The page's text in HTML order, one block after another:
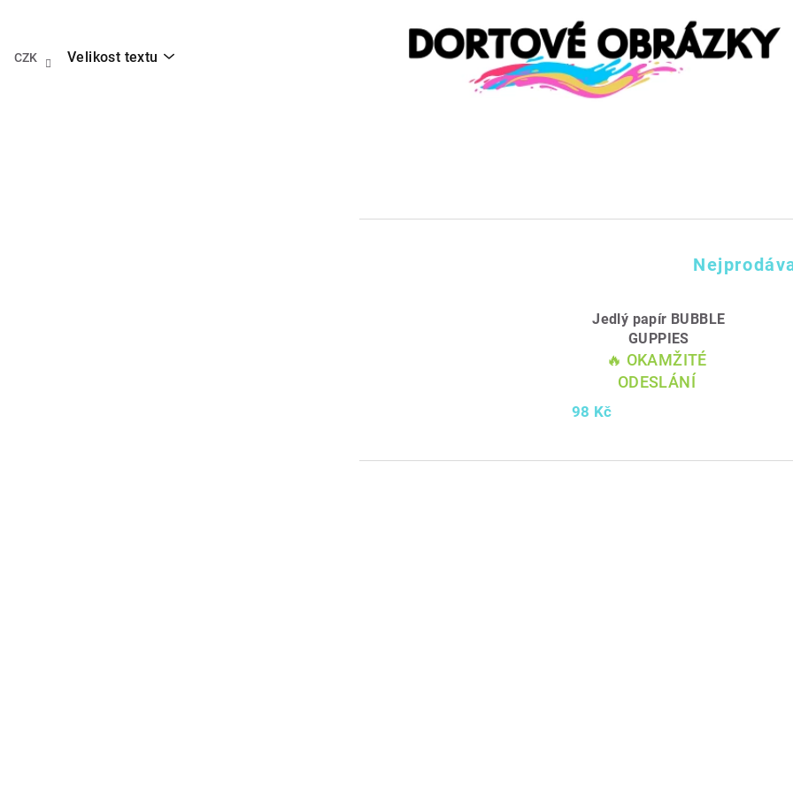
obsah
CZK Velikost textu
Jedlý papír BUBBLE
GUPPIES
🔥 OKAMŽITÉ
ODESLÁNÍ
98 Kč